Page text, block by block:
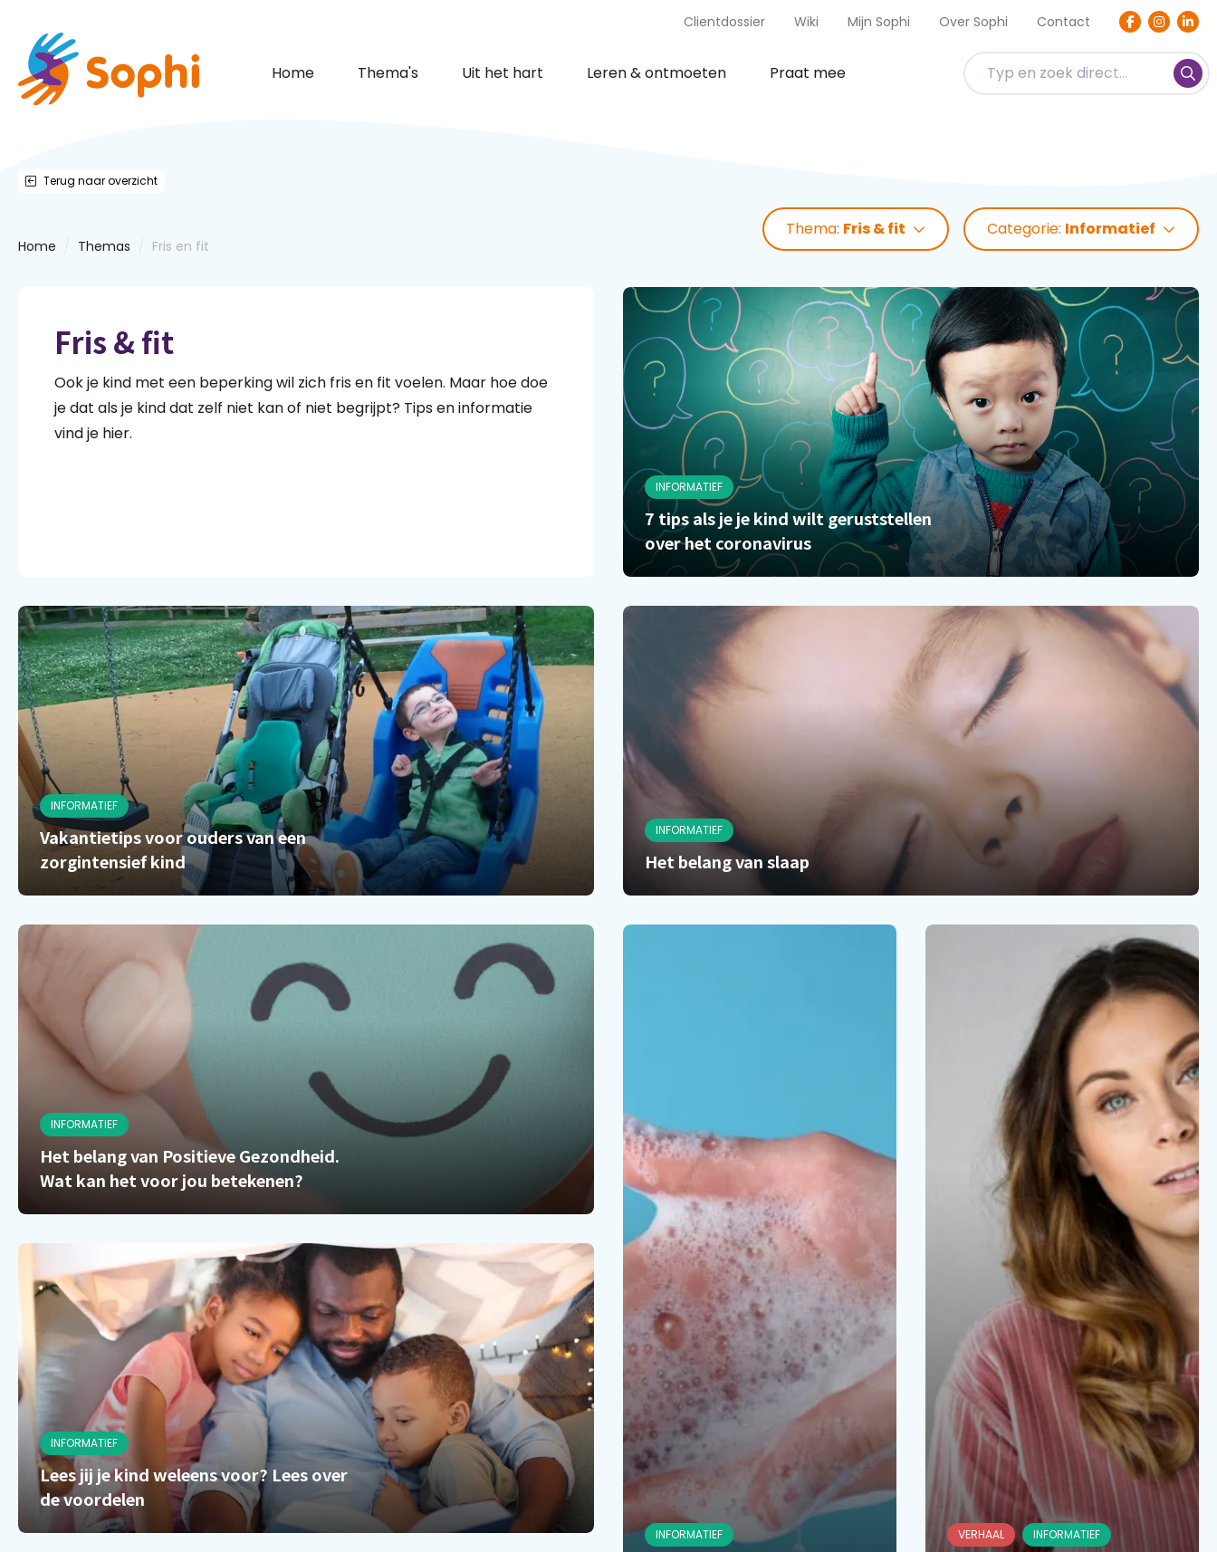
Clientdossier Wiki Mijn Sophi Over Sophi Contact
Home Thema's Uit het hart Leren & ontmoeten Praat mee
Terug naar overzicht
Home Themas Fris en fit
Thema: Fris & fit Categorie: Informatief
Fris & fit
Ook je kind met een beperking wil zich fris en fit voelen. Maar hoe doe
je dat als je kind dat zelf niet kan of niet begrijpt? Tips en informatie
vind je hier.
INFORMATIEF
7 tips als je je kind wilt geruststellen
over het coronavirus
INFORMATIEF
Vakantietips voor ouders van een
zorgintensief kind
INFORMATIEF
Het belang van slaap
INFORMATIEF
Het belang van Positieve Gezondheid.
Wat kan het voor jou betekenen?
INFORMATIEF VERHAAL INFORMATIEF
INFORMATIEF
Lees jij je kind weleens voor? Lees over
de voordelen